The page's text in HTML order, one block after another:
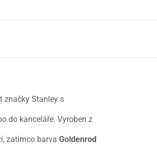
značky Stanley s
do kanceláře. Vyroben z
zatímco barva Goldenrod